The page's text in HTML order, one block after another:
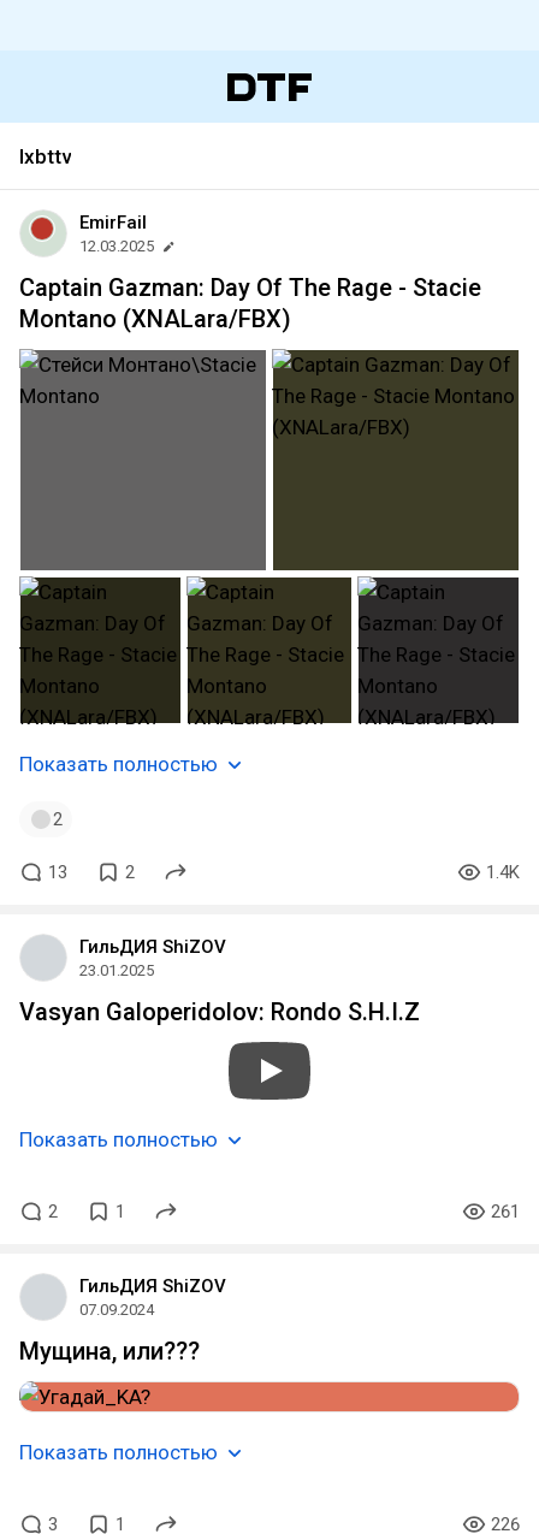
Ixbttv
EmirFail
12.03.2025
Captain Gazman: Day Of The Rage - Stacie
Montano (XNALara/FBX)
Показать полностью
2
13 2 1.4K
ГильДИЯ ShiZOV
23.01.2025
Vasyan Galoperidolov: Rondo S.H.I.Z
Показать полностью
2 1 261
ГильДИЯ ShiZOV
07.09.2024
Мущина, или???
Показать полностью
3 1 226